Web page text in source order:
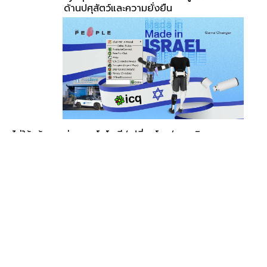
ด้านปศุสัตว์และความยั่งยืน
ไม่ใช้แล้ว
ส่องเทคโนโลยี ‘เปลี่ยนโลก’ จากอิสราเอล